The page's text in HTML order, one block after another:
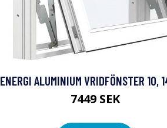
ENERGI ALUMINIUM VRIDFÖNSTER 10,
7449 SEK